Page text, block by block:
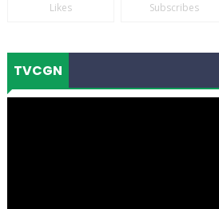
Likes Subscribes
TVCGN